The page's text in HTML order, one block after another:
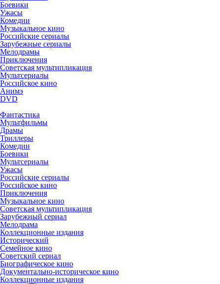
Боевики
Ужасы
Комедии
Музыкальное кино
Российские сериалы
Зарубежные сериалы
Мелодрамы
Приключения
Советская мультипликация
Мультсериалы
Российское кино
Анимэ
DVD
Фантастика
Мультфильмы
Драмы
Триллеры
Комедии
Боевики
Мультсериалы
Ужасы
Российские сериалы
Российское кино
Приключения
Музыкальное кино
Советская мультипликация
Зарубежный сериал
Мелодрама
Коллекционные издания
Исторический
Семейное кино
Советский сериал
Биографическое кино
Документально-историческое кино
Коллекционные издания